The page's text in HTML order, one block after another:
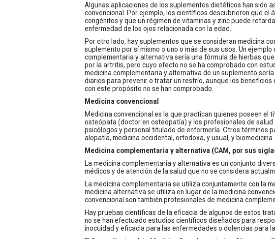
Algunas aplicaciones de los suplementos dietéticos han sido
convencional. Por ejemplo, los científicos descubrieron que el
congénitos y que un régimen de vitaminas y zinc puede
enfermedad de los ojos relacionada con la edad.
Por otro lado, hay suplementos que se consideran medicina
suplemento por sí mismo o uno o más de sus usos. Un
complementaria y alternativa sería una fórmula de hierbas
por la artritis, pero cuyo efecto no se ha comprobado con
medicina complementaria y alternativa de un suplemento
diarios para prevenir o tratar un resfrío, aunque los
con este propósito no se han comprobado.
Medicina convencional
Medicina convencional es la que practican quienes poseen el
osteópata (doctor en osteopatía) y los profesionales de
psicólogos y personal titulado de enfermería. Otros términos
alopatía, medicina occidental, ortodoxa, y usual, y biomedicina.
Medicina complementaria y alternativa (CAM, por sus
La medicina complementaria y alternativa es un conjunto
médicos y de atención de la salud que no se considera
La medicina complementaria se utiliza conjuntamente con la
medicina alternativa se utiliza en lugar de la medicina
convencional son también profesionales de medicina
Hay pruebas científicas de la eficacia de algunos de estos
no se han efectuado estudios científicos diseñados para
inocuidad y eficacia para las enfermedades o dolencias para